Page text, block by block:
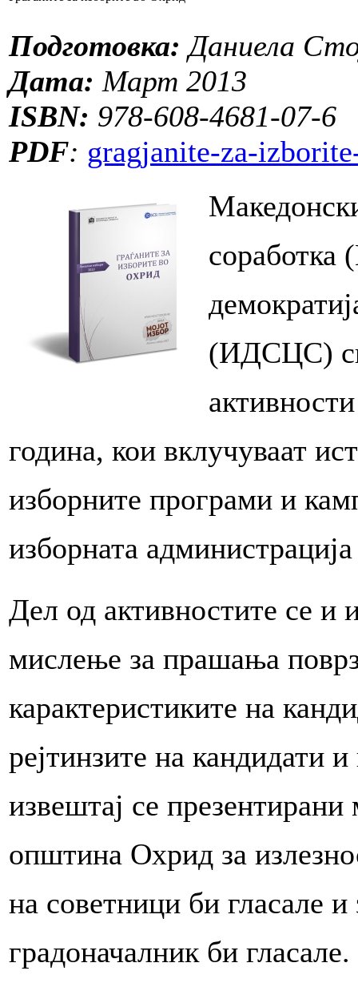
Подготовка: Даниела
Дата: Март 2013
ISBN: 978-608-4681-07-6
PDF: gragjanite-za-
(ИДСЦС)
година, кои вклучуваат
изборните програми и
изборната
Дел од активностите се и
мислење за прашања
карактеристиките на
рејтинзите на кандидати
извештај се
општина Охрид за
на советници би гласале и
градоначалник би гласале.